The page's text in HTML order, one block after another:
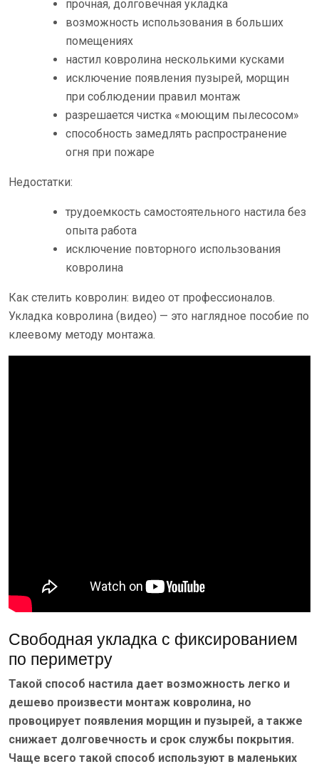
прочная, долговечная укладка
возможность использования в больших
помещениях
настил ковролина несколькими кусками
исключение появления пузырей, морщин
при соблюдении правил монтаж
разрешается чистка «моющим пылесосом»
способность замедлять распространение
огня при пожаре
Недостатки:
трудоемкость самостоятельного настила без
опыта работа
исключение повторного использования
ковролина
Как стелить ковролин: видео от профессионалов.
Укладка ковролина (видео) — это наглядное пособие по
клеевому методу монтажа.
Свободная укладка с фиксированием
по периметру
Такой способ настила дает возможность легко и
дешево произвести монтаж ковролина, но
провоцирует появления морщин и пузырей, а также
снижает долговечность и срок службы покрытия.
Чаще всего такой способ используют в маленьких